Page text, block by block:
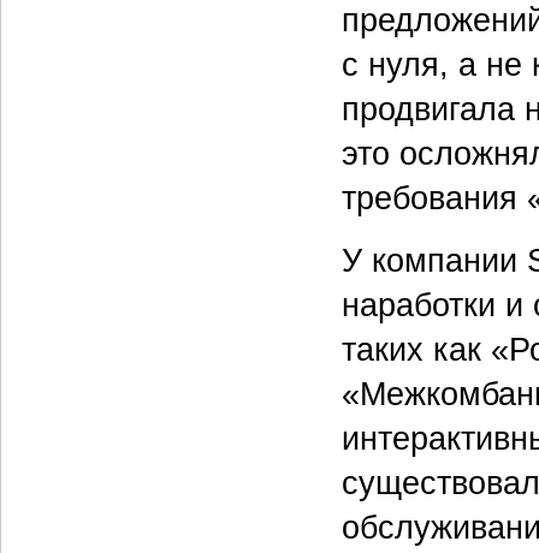
с нуля, а не
продвигала
это
требования
У компании
наработки и
таких как